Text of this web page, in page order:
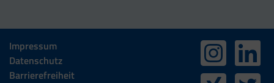
Impressum
Datenschutz
Barrierefreiheit